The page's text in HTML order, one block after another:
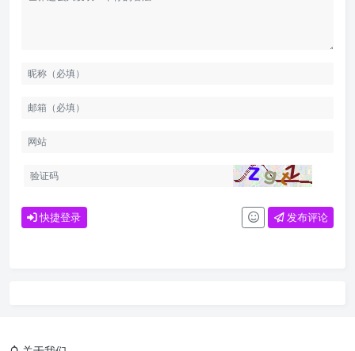
快捷登录 发布评论